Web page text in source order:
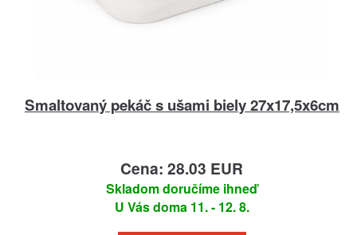
Smaltovaný pekáč s ušami biely 27x17,5x6cm
Cena: 28.03 EUR
Skladom doručíme ihneď
U Vás doma 11. - 12. 8.